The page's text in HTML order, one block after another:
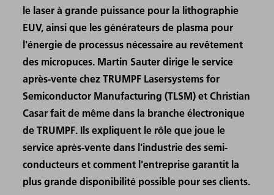
le laser à grande puissance pour la lithographie
EUV, ainsi que les générateurs de plasma pour
l'énergie de processus nécessaire au revêtement
des micropuces. Martin Sauter dirige le service
après-vente chez TRUMPF Lasersystems for
Semiconductor Manufacturing (TLSM) et Christian
Casar fait de même dans la branche électronique
de TRUMPF. Ils expliquent le rôle que joue le
service après-vente dans l'industrie des semi-
conducteurs et comment l'entreprise garantit la
plus grande disponibilité possible pour ses clients.